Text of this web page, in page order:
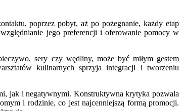
poprzez pobyt, aż po pożegnanie, każdy etap
jego preferencji i oferowanie pomocy w
sery czy wędliny, może być miłym gestem
kulinarnych sprzyja integracji i tworzeniu
jak i negatywnymi. Konstruktywna krytyka pozwala
i rodzinie, co jest najcenniejszą formą promocji.